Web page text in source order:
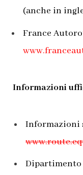
(anche in
France
Informazioni
Informazioni
Dipartimento